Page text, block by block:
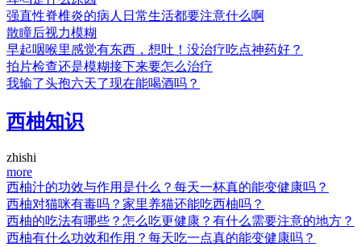
强直性脊椎炎的病人日常生活都要注意什么啊
散瞳后视力模糊
早起咽喉里感觉有东西，想吐！没治疗吃点神药好？
拍片检查还是模糊接下来要怎么治疗
我输了头孢六天了现在能喝酒吗？
西柚知识
zhishi
more
西柚汁的功效与作用是什么？每天一杯真的能变健康吗？
西柚对猫咪有毒吗？家里养猫还能吃西柚吗？
西柚的吃法有哪些？怎么吃更健康？有什么需要注意的地方？
西柚有什么功效和作用？每天吃一点真的能变健康吗？